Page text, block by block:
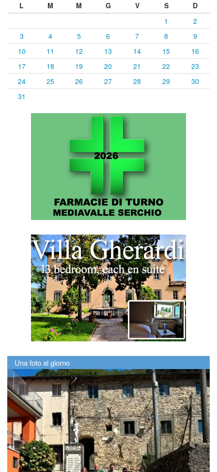
L
M M G V S
D
1
2
3
4 5 6 7 8
9
10
11 12 13 14 15
16
17
18 19 20 21 22
23
24
25 26 27 28 29
30
31
Una foto al giorno